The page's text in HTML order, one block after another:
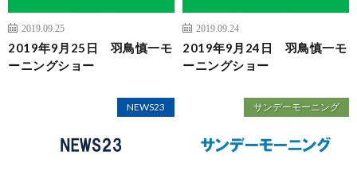
2019.09.25
2019年9月25日 羽鳥慎一モ
ーニングショー
2019.09.24
2019年9月24日 羽鳥慎一モ
ーニングショー
NEWS23 サンデーモーニング